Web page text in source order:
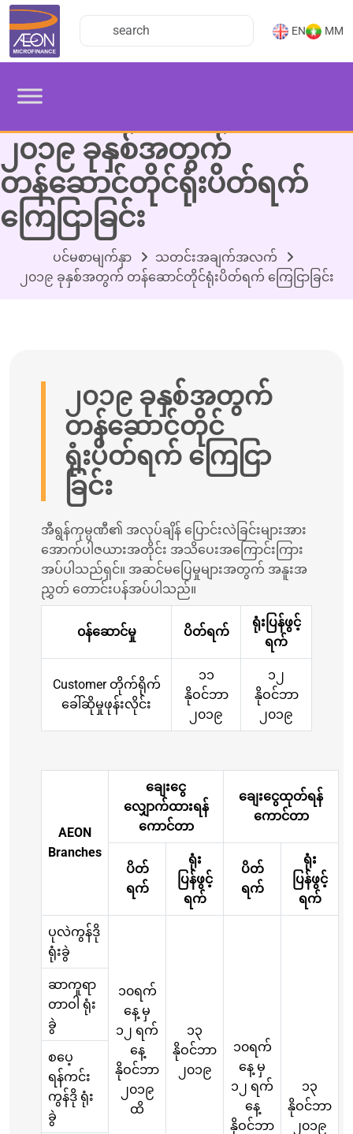
EN MM
၂၀၁၉ ခုနှစ်အတွက်
တန်ဆောင်တိုင်ရုံးပိတ်ရက်
ကြေငြာခြင်း
ပင်မစာမျက်နှာ
သတင်းအချက်အလက်
၂၀၁၉ ခုနှစ်အတွက် တန်ဆောင်တိုင်ရုံးပိတ်ရက် ကြေငြာခြင်း
၂၀၁၉ ခုနှစ်အတွက်
တန်ဆောင်တိုင်
ရုံးပိတ်ရက် ကြေငြာ
ခြင်း
အီရွန်ကုမ္ပဏီ၏ အလုပ်ချိန် ပြောင်းလဲခြင်းများအား
အောက်ပါဇယားအတိုင်း အသိပေးအကြောင်းကြား
အပ်ပါသည်ရှင်။ အဆင်မပြေမှုများအတွက် အနူးအ
ညွှတ် တောင်းပန်အပ်ပါသည်။
၀န်ဆောင်မှု ပိတ်ရက်
ရုံးပြန်ဖွင့်
ရက်
Customer တိုက်ရိုက်
ခေါ်ဆိုမှုဖုန်းလိုင်း
၁၁
နိုဝင်ဘာ
၂၀၁၉
၁၂
နိုဝင်ဘာ
၂၀၁၉
AEON
Branches
ချေးငွေ
လျှောက်ထားရန်
ကောင်တာ
ချေးငွေထုတ်ရန်
ကောင်တာ
ပိတ်
ရက်
ရုံး
ပြန်ဖွင့်
ရက်
ပိတ်
ရက်
ရုံး
ပြန်ဖွင့်
ရက်
ပုလဲကွန်ဒို
ရုံးခွဲ
၁၀ရက်
နေ့ မှ
၁၂ ရက်
နေ့
နိုဝင်ဘာ
၂၀၁၉
ထိ
၁၃
နိုဝင်ဘာ
၂၀၁၉
၁၀ရက်
နေ့ မှ
၁၂ ရက်
နေ့
နိုဝင်ဘာ
၁၃
နိုဝင်ဘာ
၂၀၁၉
ဆာကူရာ
တာဝါ ရုံး
ခွဲ
စပေ့
ရန်ကင်း
ကွန်ဒို ရုံး
ခွဲ